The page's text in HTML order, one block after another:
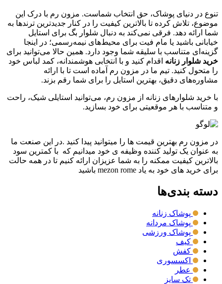
تنوع در دنیای پوشاک، حق انتخاب شماست. مزون رم با درک این
موضوع، تلاش کرده تا بالاترین کیفیت را در کنار جدیدترین ترندها به
شما ارائه دهد. فرقی نمی‌کند به دنبال شلوار بگ برای استایل
خیابانی باشید یا مام فیت برای محیط‌های نیمه‌رسمی؛ در اینجا
گزینه‌ای متناسب با سلیقه شما وجود دارد. همین حالا می‌توانید برای
خرید شلوار زنانه اقدام کنید و با انتخابی هوشمندانه، کمد لباس خود
را متحول کنید. تیم ما در مزون رم آماده است تا با ارائه
مشاوره‌های دقیق، بهترین استایل را برای شما رقم بزند.
با خرید شلوارهای زنانه از مزون رم، می‌توانید استایلی شیک، راحت
و متناسب با هر موقعیتی برای خود بسازید.
در مزون رم بهترین قیمت ها را میتوانید پیدا کنید .در این صنعت ما
به عنوان یک تولید کننده وظیفه ی خود میدانیم که با کمترین سود
بالاترین کیفیت ممکنه را به شما عزیزان ارائه کنیم تا در همه حالت
برای خرید های خود به یاد mezon rome باشید
دسته بندی‌ها
پوشاک زنانه
پوشاک مردانه
پوشاک ورزشی
کیف
کفش
اکسسوری
عطر
تک سایز